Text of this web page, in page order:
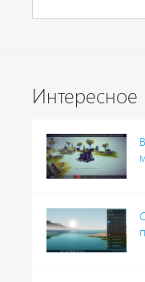
Интересное